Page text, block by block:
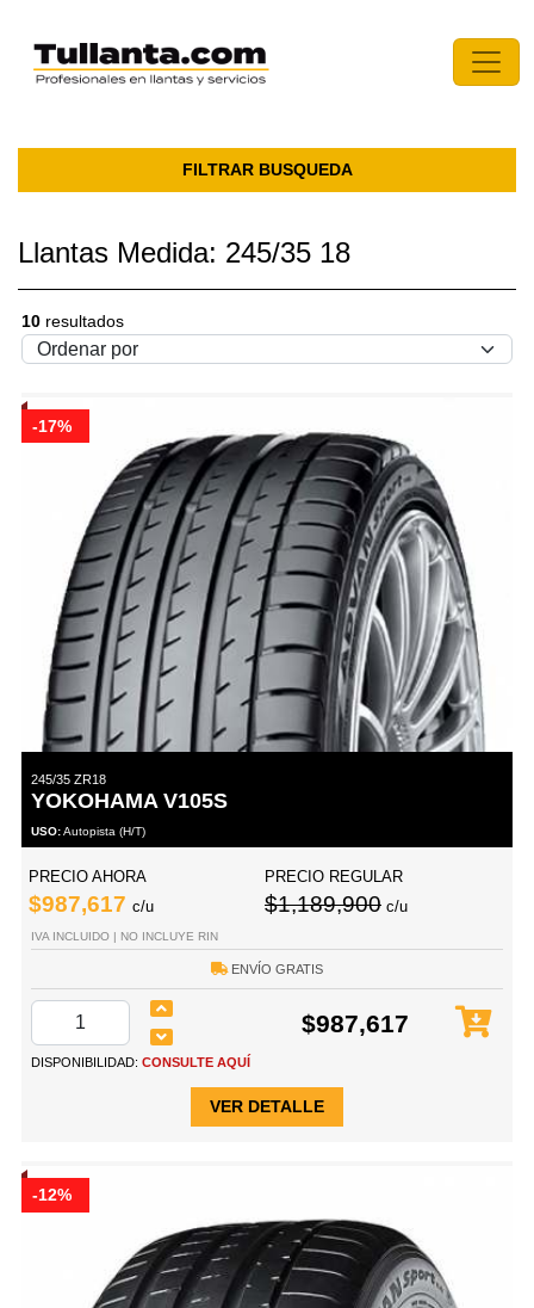
FILTRAR BUSQUEDA
Llantas Medida: 245/35 18
10 resultados
-17%
245/35 ZR18
YOKOHAMA V105S
USO:Autopista (H/T)
PRECIO AHORA
$987,617 c/u
PRECIO REGULAR
$1,189,900 c/u
IVA INCLUIDO | NO INCLUYE RIN
ENVÍO GRATIS
$987,617
DISPONIBILIDAD: CONSULTE AQUÍ
VER DETALLE
-12%